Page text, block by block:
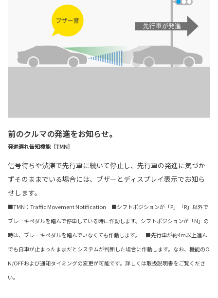
前のクルマの発進をお知らせ。
発進遅れ告知機能［TMN］
信号待ちや渋滞で先行車に続いて停止し、先行車の発進に気づか
ずそのままでいる場合には、ブザーとディスプレイ表示でお知ら
せします。
■TMN：Traffic Movement Notification ■シフトポジションが「P」「R」以外で
ブレーキペダルを踏んで停車している時に作動します。シフトポジションが「N」の
時は、ブレーキペダルを踏んでいなくても作動します。 ■先行車が約4m以上進ん
でも自車が止まったままだとシステムが判断した場合に作動します。なお、機能のO
N/OFFおよび通知タイミングの変更が可能です。詳しくは取扱説明書をご覧くださ
い。